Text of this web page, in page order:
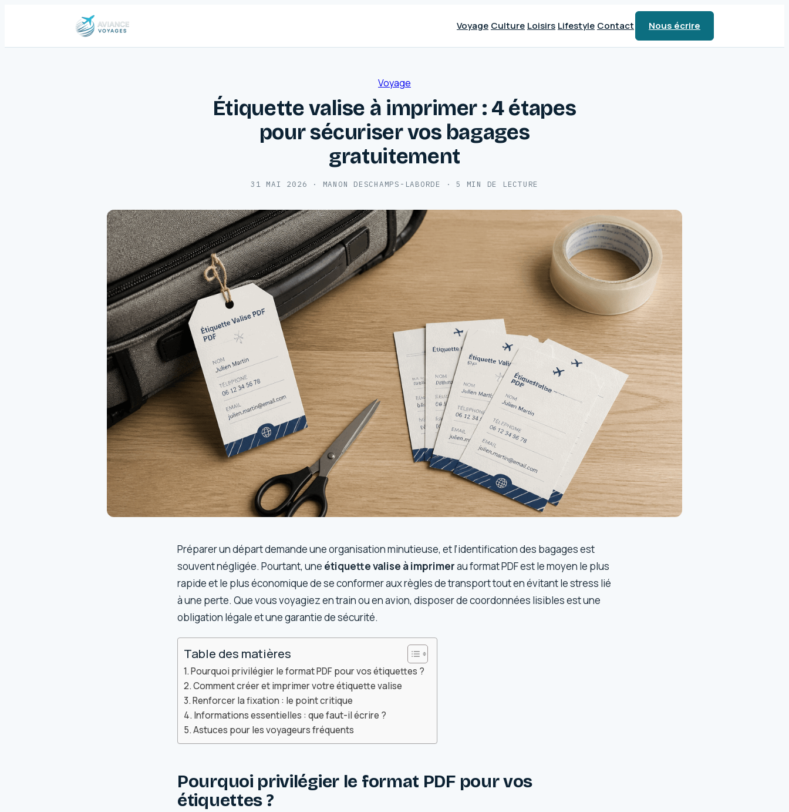
Voyage Culture Loisirs Lifestyle Contact Nous écrire
Voyage
Étiquette valise à imprimer : 4 étapes
pour sécuriser vos bagages
gratuitement
31 MAI 2026 · MANON DESCHAMPS-LABORDE · 5 MIN DE LECTURE
Préparer un départ demande une organisation minutieuse, et l’identification des bagages est
souvent négligée. Pourtant, une étiquette valise à imprimerau format PDF est le moyen le plus
rapide et le plus économique de se conformer aux règles de transport tout en évitant le stress lié
à une perte. Que vous voyagiez en train ou en avion, disposer de coordonnées lisibles est une
obligation légale et une garantie de sécurité.
Table des matières
Pourquoi privilégier le format PDF pour vos étiquettes ?
Comment créer et imprimer votre étiquette valise
Renforcer la fixation : le point critique
Informations essentielles : que faut-il écrire ?
Astuces pour les voyageurs fréquents
Pourquoi privilégier le format PDF pour vos
étiquettes ?